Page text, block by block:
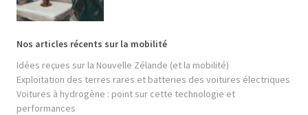
Nos articles récents sur la mobilité
Idées reçues sur la Nouvelle Zélande (et la mobilité)
Exploitation des terres rares et batteries des voitures électriques
Voitures à hydrogène : point sur cette technologie et
performances